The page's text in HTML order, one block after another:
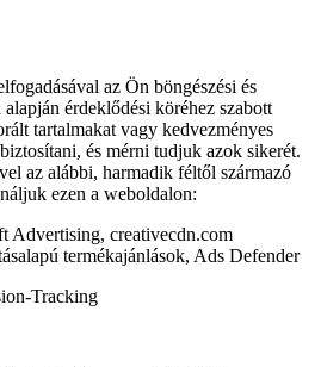
az Ön böngészési és
alapján érdeklődési köréhez szabott
tartalmakat vagy kedvezményes
és mérni tudjuk azok sikerét.
az alábbi, harmadik féltől származó
ezen a weboldalon:
Advertising, creativecdn.com
termékajánlások, Ads Defender
Tracking